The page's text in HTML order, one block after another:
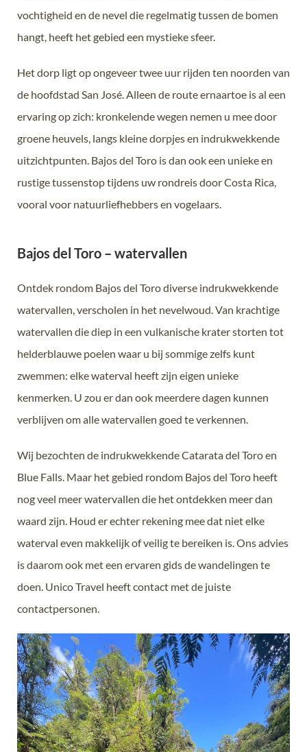
vochtigheid en de nevel die regelmatig tussen de bomen
hangt, heeft het gebied een mystieke sfeer.
Het dorp ligt op ongeveer twee uur rijden ten noorden van
de hoofdstad San José. Alleen de route ernaartoe is al een
ervaring op zich: kronkelende wegen nemen u mee door
groene heuvels, langs kleine dorpjes en indrukwekkende
uitzichtpunten. Bajos del Toro is dan ook een unieke en
rustige tussenstop tijdens uw rondreis door Costa Rica,
vooral voor natuurliefhebbers en vogelaars.
Bajos del Toro – watervallen
Ontdek rondom Bajos del Toro diverse indrukwekkende
watervallen, verscholen in het nevelwoud. Van krachtige
watervallen die diep in een vulkanische krater storten tot
helderblauwe poelen waar u bij sommige zelfs kunt
zwemmen: elke waterval heeft zijn eigen unieke
kenmerken. U zou er dan ook meerdere dagen kunnen
verblijven om alle watervallen goed te verkennen.
Wij bezochten de indrukwekkende Catarata del Toro en
Blue Falls. Maar het gebied rondom Bajos del Toro heeft
nog veel meer watervallen die het ontdekken meer dan
waard zijn. Houd er echter rekening mee dat niet elke
waterval even makkelijk of veilig te bereiken is. Ons advies
is daarom ook met een ervaren gids de wandelingen te
doen. Unico Travel heeft contact met de juiste
contactpersonen.